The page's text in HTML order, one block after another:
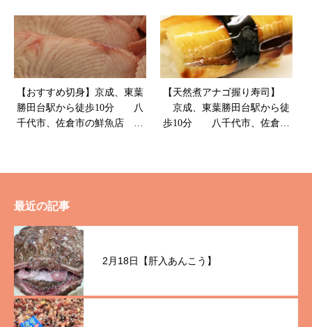
【おすすめ切身】京成、東葉
勝田台駅から徒歩10分 八
千代市、佐倉市の鮮魚店
【天然煮アナゴ握り寿司】
京成、東葉勝田台駅から徒
歩10分 八千代市、佐倉市
最近の記事
2月18日【肝入あんこう】